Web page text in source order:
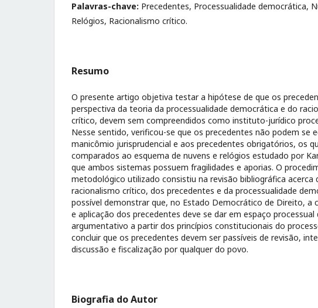
Palavras-chave: Precedentes, Processualidade democrática,
Relógios, Racionalismo crítico.
Resumo
O presente artigo objetiva testar a hipótese de que os
perspectiva da teoria da processualidade democrática e do
crítico, devem sem compreendidos como instituto-jurídico
Nesse sentido, verificou-se que os precedentes não podem se
manicômio jurisprudencial e aos precedentes obrigatórios, os
comparados ao esquema de nuvens e relógios estudado por
que ambos sistemas possuem fragilidades e aporias. O
metodológico utilizado consistiu na revisão bibliográfica acerca
racionalismo crítico, dos precedentes e da processualidade
possível demonstrar que, no Estado Democrático de Direito, a
e aplicação dos precedentes deve se dar em espaço processual
argumentativo a partir dos princípios constitucionais do
concluir que os precedentes devem ser passíveis de revisão,
discussão e fiscalização por qualquer do povo.
Biografia do Autor